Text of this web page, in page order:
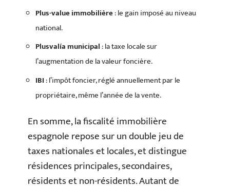
Plus-value immobilière: le gain imposé au niveau
national.
Plusvalía municipal: la taxe locale sur
l’augmentation de la valeur foncière.
IBI: l’impôt foncier, réglé annuellement par le
propriétaire, même l’année de la vente.
En somme, la fiscalité immobilière
espagnole repose sur un double jeu de
taxes nationales et locales, et distingue
résidences principales, secondaires,
résidents et non-résidents. Autant de